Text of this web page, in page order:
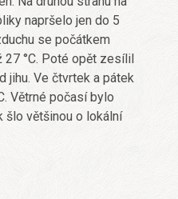
napršelo jen do 5
se počátkem
27 °C. Poté opět zesílil
jihu. Ve čtvrtek a pátek
Větrné počasí bylo
šlo většinou o lokální